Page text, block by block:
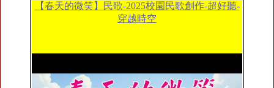
【春天的微笑】民歌-2025校園民歌創作-超好聽-
穿越時空